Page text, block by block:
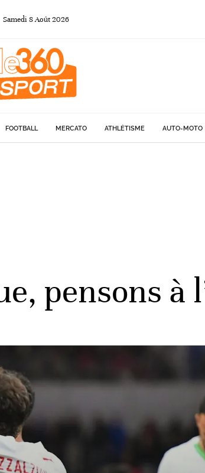
Samedi 8Août2026
FOOTBALL MERCATO ATHLÉTISME AUTO-MOTO
pensons à